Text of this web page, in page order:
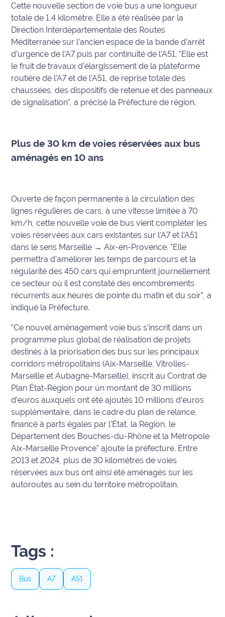
Loisirs
Météo
Politique
Santé
Social
National
Défense
Municipales
2026
Contenus
Partenaires
L'invité(e)
de la
rédaction
Coup de
coeur
Maritima
Fil
Maritima
L'anecdote
de Jeff
C'est
mon
club
Bon
sortie
Cette nouvelle section de voie bus a une longueur
totale de 1,4 kilomètre. Elle a été réalisée par la
Direction Interdépartementale des Routes
Méditerranée sur l’ancien espace de la bande d’arrêt
d’urgence de l’A7 puis par continuité de l’A51. "Elle est
le fruit de travaux d’élargissement de la plateforme
routière de l’A7 et de l’A51, de reprise totale des
chaussées, des dispositifs de retenue et des panneaux
de signalisation", a précisé la Préfecture de région.
Plus de 30 km de voies réservées aux bus
aménagés en 10 ans
Ouverte de façon permanente à la circulation des
lignes régulières de cars, à une vitesse limitée à 70
km/h, cette nouvelle voie de bus vient compléter les
voies réservées aux cars existantes sur l’A7 et l’A51
dans le sens Marseille → Aix-en-Provence. "Elle
permettra d’améliorer les temps de parcours et la
régularité des 450 cars qui empruntent journellement
ce secteur où il est constaté des encombrements
récurrents aux heures de pointe du matin et du soir", a
indiqué la Préfecture.
"Ce nouvel aménagement voie bus s’inscrit dans un
programme plus global de réalisation de projets
destinés à la priorisation des bus sur les principaux
corridors métropolitains (Aix-Marseille, Vitrolles-
Marseille et Aubagne-Marseille), inscrit au Contrat de
Plan État-Région pour un montant de 30 millions
d’euros auxquels ont été ajoutés 10 millions d’euros
supplémentaire, dans le cadre du plan de relance,
financé à parts égales par l’État, la Région, le
Département des Bouches-du-Rhône et la Métropole
Aix-Marseille Provence" ajoute la préfecture. Entre
2013 et 2024, plus de 30 kilomètres de voies
réservées aux bus ont ainsi été aménagés sur les
autoroutes au sein du territoire métropolitain.
Tags :
Bus A7 A51